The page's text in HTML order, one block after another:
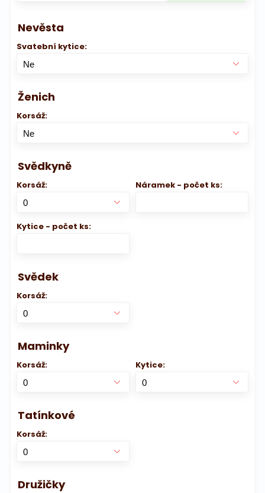
Nevěsta
Svatební kytice:
Ženich
Korsáž:
Svědkyně
Korsáž:
Kytice - počet ks:
Náramek - počet ks:
Svědek
Korsáž:
Maminky
Korsáž: Kytice:
Tatínkové
Korsáž:
Družičky